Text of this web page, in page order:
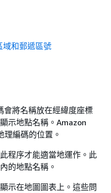
和郵遞區號
將名稱放在經緯度座標
示地點名稱。Amazon
編碼的位置。
程序才能適當地運作。此
的地點名稱。
示在地圖圖表上。這些問